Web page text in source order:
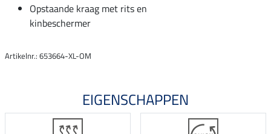
Opstaande kraag met rits en
kinbeschermer
Artikelnr.: 653664-XL-OM
EIGENSCHAPPEN